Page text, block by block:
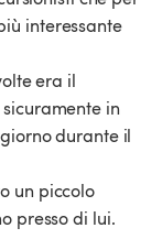
interessante
in
durante il
presso di lui.